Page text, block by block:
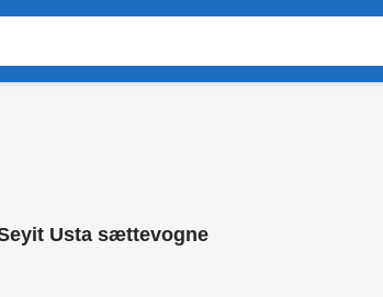
Usta sættevogne